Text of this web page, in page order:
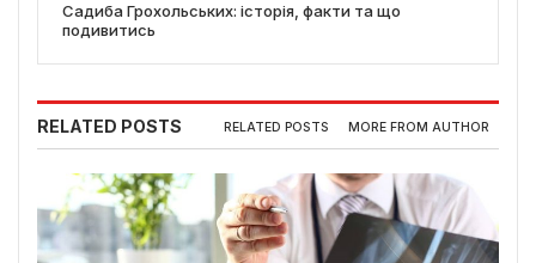
Садиба Грохольських: історія, факти та що
подивитись
RELATED POSTS RELATED POSTS MORE FROM AUTHOR